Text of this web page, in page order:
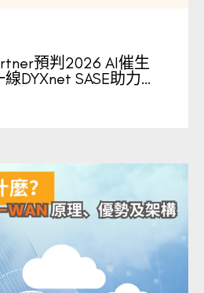
預判2026 AI催生
DYXnet SASE助力…